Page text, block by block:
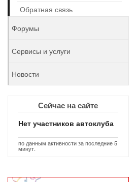
Обратная связь
Форумы
Сервисы и услуги
Новости
Сейчас на сайте
Нет участников автоклуба
по данным активности за последние 5
минут.